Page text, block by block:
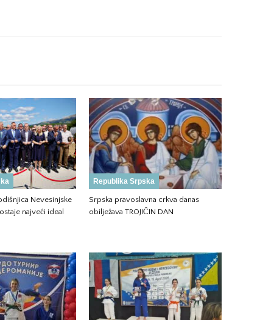
Nevesinjske
najveći ideal
Republika Srpska
Srpska pravoslavna crkva danas
obilježava TROJIČIN DAN